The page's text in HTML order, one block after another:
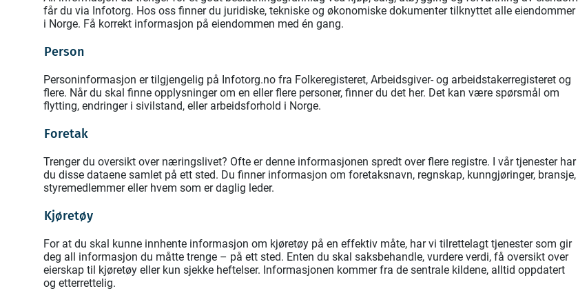
får du via Infotorg. Hos oss finner du juridiske, tekniske og økonomiske dokumenter tilknyttet alle eiendommer
i Norge. Få korrekt informasjon på eiendommen med én gang.
Person
Personinformasjon er tilgjengelig på Infotorg.no fra Folkeregisteret, Arbeidsgiver- og arbeidstakerregisteret og
flere. Når du skal finne opplysninger om en eller flere personer, finner du det her. Det kan være spørsmål om
flytting, endringer i sivilstand, eller arbeidsforhold i Norge.
Foretak
Trenger du oversikt over næringslivet? Ofte er denne informasjonen spredt over flere registre. I vår tjenester har
du disse dataene samlet på ett sted. Du finner informasjon om foretaksnavn, regnskap, kunngjøringer, bransje,
styremedlemmer eller hvem som er daglig leder.
Kjøretøy
For at du skal kunne innhente informasjon om kjøretøy på en effektiv måte, har vi tilrettelagt tjenester som gir
deg all informasjon du måtte trenge – på ett sted. Enten du skal saksbehandle, vurdere verdi, få oversikt over
eierskap til kjøretøy eller kun sjekke heftelser. Informasjonen kommer fra de sentrale kildene, alltid oppdatert
og etterrettelig.